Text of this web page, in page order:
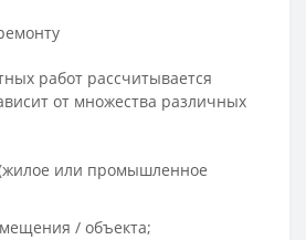
работ рассчитывается
от множества различных
или промышленное
/ объекта;